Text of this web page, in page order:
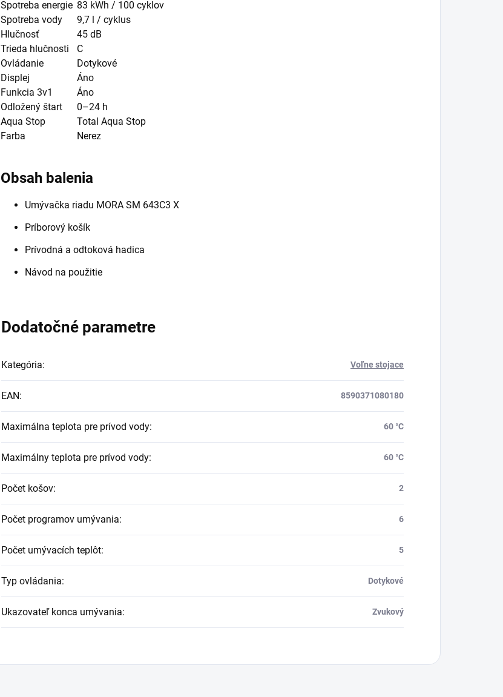
Spotreba energie 83 kWh / 100 cyklov
Spotreba vody
9,7 l / cyklus
Hlučnosť
45 dB
Trieda hlučnosti
C
Ovládanie
Dotykové
Displej
Áno
Funkcia 3v1
Áno
Odložený štart
0–24 h
Aqua Stop
Total Aqua Stop
Farba
Nerez
Obsah balenia
Umývačka riadu MORA SM 643C3 X
Príborový košík
Prívodná a odtoková hadica
Návod na použitie
Dodatočné parametre
Kategória: Voľne stojace
EAN: 8590371080180
Maximálna teplota pre prívod vody: 60 °C
Maximálny teplota pre prívod vody: 60 °C
Počet košov: 2
Počet programov umývania: 6
Počet umývacích teplôt: 5
Typ ovládania: Dotykové
Ukazovateľ konca umývania: Zvukový